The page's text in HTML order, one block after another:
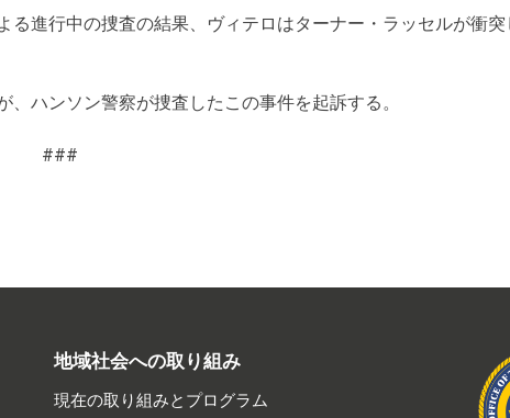
進行中の捜査の結果、ヴィテロはターナー・ラッセルが衝
ハンソン警察が捜査したこの事件を起訴する。
###
地域社会への取り組み
現在の取り組みとプログラム